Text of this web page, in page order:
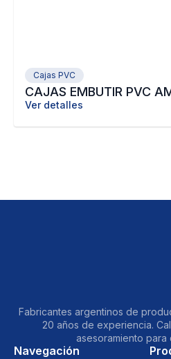
Cajas PVC
CAJAS EMBUTIR PVC
Ver detalles
Fabricantes argentinos de
20 años de experiencia.
asesoramiento para
Navegación